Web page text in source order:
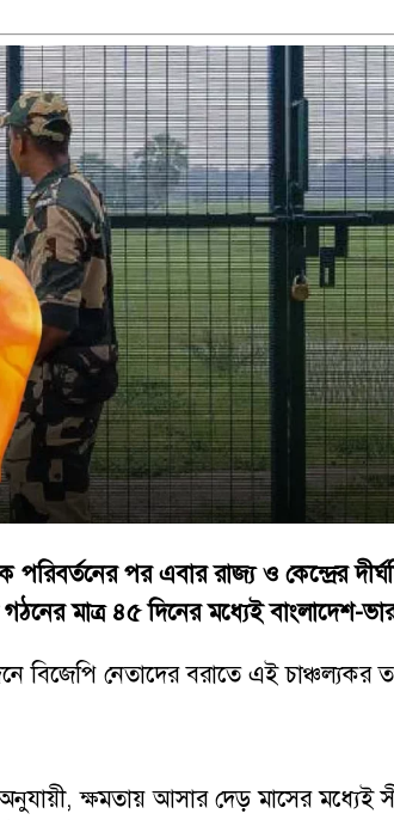
পরিবর্তনের পর এবার রাজ্য ও কেন্দ্রের
মাত্র ৪৫ দিনের মধ্যেই বাংলাদেশ-
বিজেপি নেতাদের বরাতে এই চাঞ্চল্যকর
অনুযায়ী, ক্ষমতায় আসার দেড় মাসের মধ্যেই